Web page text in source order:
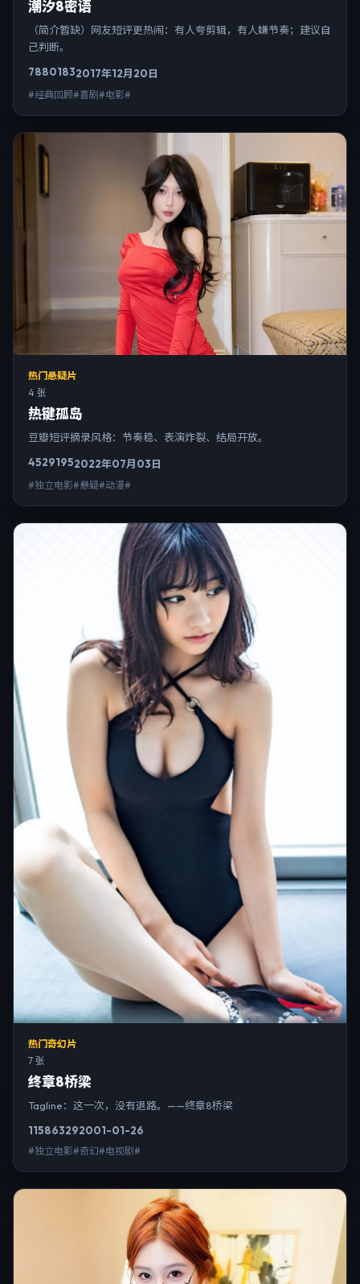
潮汐8密语
（简介暂缺）网友短评更热闹：有人夸剪辑，有人嫌节奏；建议自
己判断。
78801832017年12月20日
#经典回顾#喜剧#电影#
热门悬疑片
4 张
热键孤岛
豆瓣短评摘录风格：节奏稳、表演炸裂、结局开放。
45291952022年07月03日
#独立电影#悬疑#动漫#
热门奇幻片
7 张
终章8桥梁
Tagline：这一次，没有退路。——终章8桥梁
115863292001-01-26
#独立电影#奇幻#电视剧#